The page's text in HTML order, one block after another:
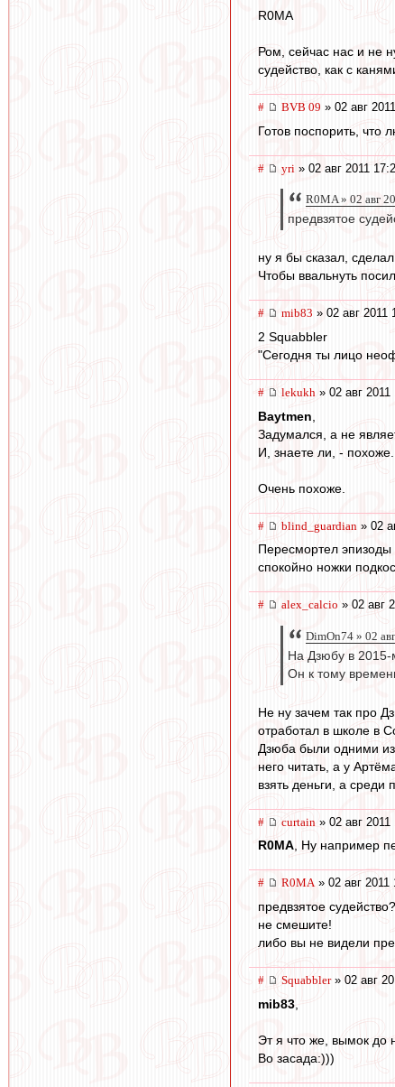
R0MA
Ром, сейчас нас и не
судейство, как с
# BVB 09 » 02 авг
Готов поспорить, что
# yri » 02 авг 2011
R0MA » 02 авг
предвзятое
ну я бы сказал,
Чтобы ввальнуть
# mib83 » 02 авг 2011
2 Squabbler
"Сегодня ты лицо
# lekukh » 02 авг 2011
Baytmen
Задумался, а не
И, знаете ли, - похоже.
Очень похоже.
# blind_guardian » 02
Пересмортел эпизоды
спокойно ножки
# alex_calcio » 02 авг
DimOn74 » 02
На Дзюбу в 2015-
Он к тому
Не ну зачем так про
отработал в школе в
Дзюба были одними
него читать, а у
взять деньги, а
# curtain » 02 авг 2011
R0MA, Ну например
# R0MA» 02 авг 2011
предвзятое
не смешите!
либо вы не видели
# Squabbler» 02 авг
mib83
Эт я что же, вымок до
Во засада:)))